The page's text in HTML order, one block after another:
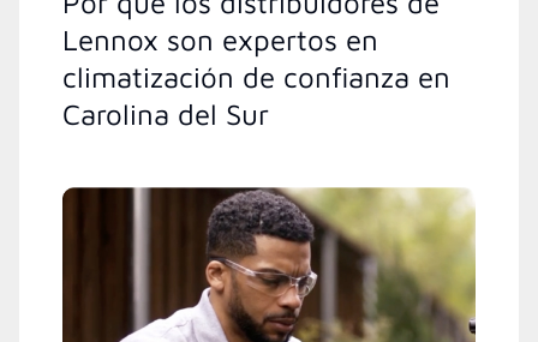
Lennox son expertos en
climatización de confianza en
Carolina del Sur